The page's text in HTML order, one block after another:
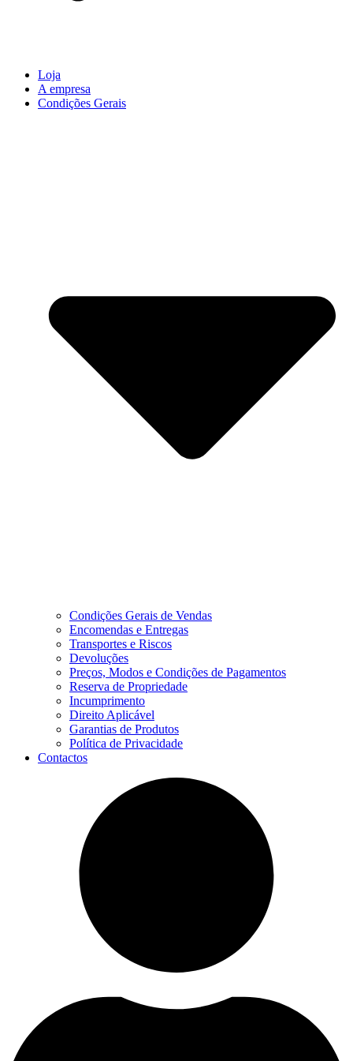
Loja
A empresa
Condições Gerais
Condições Gerais de Vendas
Encomendas e Entregas
Transportes e Riscos
Devoluções
Preços, Modos e Condições de Pagamentos
Reserva de Propriedade
Incumprimento
Direito Aplicável
Garantias de Produtos
Política de Privacidade
Contactos